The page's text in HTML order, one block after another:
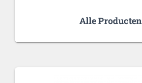
Alle Producten